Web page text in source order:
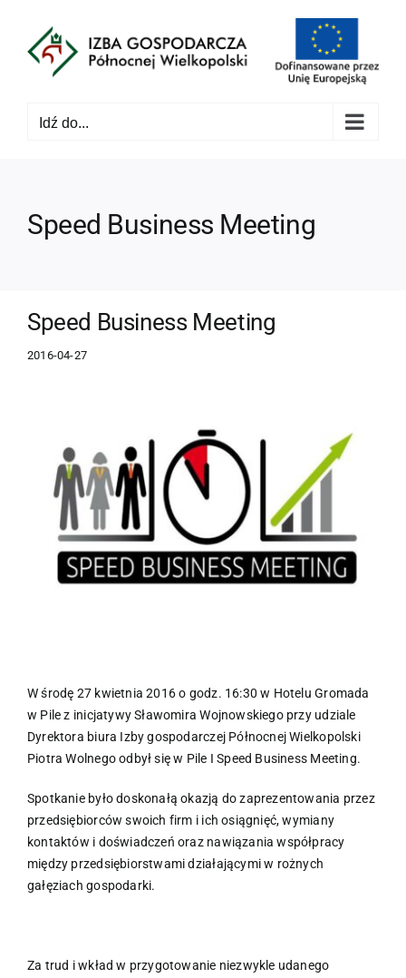
zawartości
Idź do...
Speed Business Meeting
Speed Business Meeting
2016-04-27
obrazek
W środę 27 kwietnia 2016 o godz. 16:30 w Hotelu Gromada
w Pile z inicjatywy Sławomira Wojnowskiego przy udziale
Dyrektora biura Izby gospodarczej Północnej Wielkopolski
Piotra Wolnego odbył się w Pile I Speed Business Meeting.
Spotkanie było doskonałą okazją do zaprezentowania przez
przedsiębiorców swoich firm i ich osiągnięć, wymiany
kontaktów i doświadczeń oraz nawiązania współpracy
między przedsiębiorstwami działającymi w rożnych
gałęziach gospodarki.
Za trud i wkład w przygotowanie niezwykle udanego